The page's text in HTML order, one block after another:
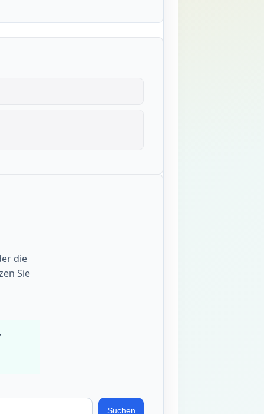
die
Sie
Suchen